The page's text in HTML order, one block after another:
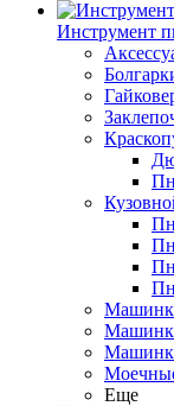
Инструмент
Еще